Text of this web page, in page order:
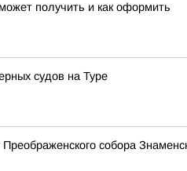
получить и как оформить
судов на Туре
собора